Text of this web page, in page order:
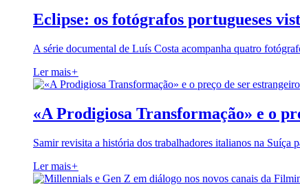
Eclipse: os fotógrafos portugueses
A série documental de Luís Costa acompanha quatro
Ler mais+
«A Prodigiosa Transformação» e o
Samir revisita a história dos trabalhadores italianos na Suíça
Ler mais+